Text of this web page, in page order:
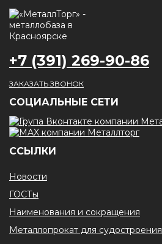
+7 (391) 269-90-86
ЗАКАЗАТЬ ЗВОНОК
CОЦИАЛЬНЫЕ СЕТИ
ССЫЛКИ
Новости
ГОСТы
Наименования и сокращения
Металлопрокат для судостроения